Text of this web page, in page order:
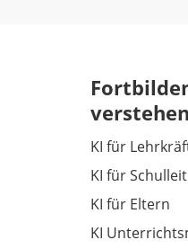
verstehen
KI für
KI für
KI für Eltern
KI